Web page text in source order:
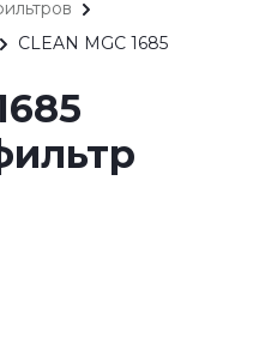
CLEAN MGC 1685